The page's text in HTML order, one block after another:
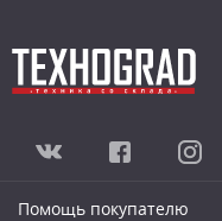
Помощь покупателю